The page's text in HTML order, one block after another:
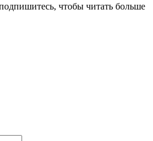
чтобы читать больше